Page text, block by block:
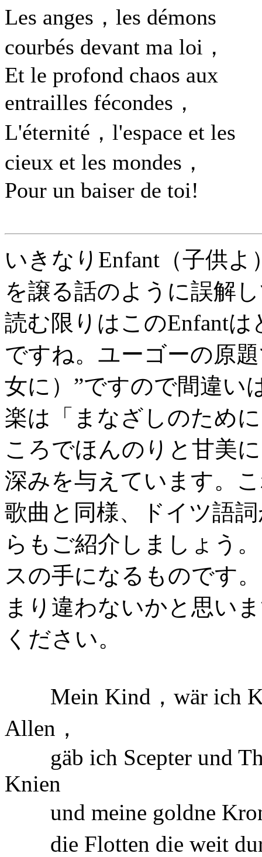
Les anges，les démons
courbés devant ma loi，
Et le profond chaos aux
entrailles fécondes，
L'éternité，l'espace et les
cieux et les mondes，
Pour un baiser de toi!
いきなりEnfant（子供
を譲る話のように誤解
読む限りはこのEnfant
ですね。ユーゴーの原
女に）”ですので間違い
楽は「まなざしのため
ころでほんのりと甘美
深みを与えています。
歌曲と同様、ドイツ語
らもご紹介しましょう
スの手になるものです
まり違わないかと思い
ください。
Mein Kind，wär ich
Allen，
gäb ich Scepter und
Knien
und meine goldne
die Flotten die weit